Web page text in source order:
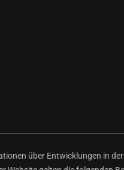
über Entwicklungen in